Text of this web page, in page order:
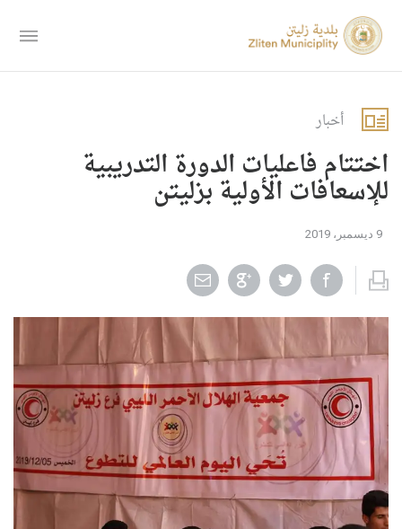
أخبار
اختتام فاعليات الدورة التدريبية
للإسعافات الأولية بزليتن
9 ديسمبر، 2019